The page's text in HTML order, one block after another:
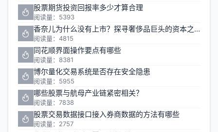
股票期货投资回报率多少才算合理
阅读量：5393
香奈儿为什么没有上市？探寻奢侈品巨头的资本之路
阅读量：4815
同花顺界面操作要点有哪些
阅读量：8381
博尔量化交易系统是否存在安全隐患
阅读量：5955
哪些股票与航母产业链紧密相关？
阅读量：7838
股票交易数据接口接入券商数据的方法有哪些
阅读量：2757